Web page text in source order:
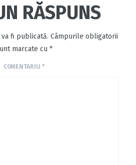
RĂSPUNS
fi publicată. Câmpurile obligatorii
marcate cu *
COMENTARIU *